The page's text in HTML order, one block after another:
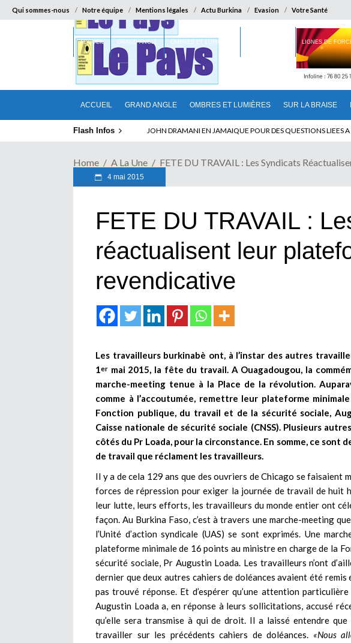
Qui sommes-nous Notre équipe Mentions légales Actu Burkina Evasion Votre Santé
ACCUEIL GRAND ANGLE OMBRES ET LUMIÈRES SUR LA BRAISE
ACCUEIL GRAND ANGLE OMBRES ET LUMIÈRES LIGNES DE
Flash Infos JOHN DRAMANI EN JAMAIQUE POUR DES QUESTIONS LIEES
Home A La Une FETE DU TRAVAIL : Les Syndicats
4 mai 2015
FETE DU TRAVAIL :
réactualisent leur
revendicative
Les travailleurs burkinabè ont, à l’instar des autres
1er mai 2015, la fête du travail. A Ouagadougou, la
marche-meeting tenue à la Place de la révolution.
comme à l’accoutumée, remettre leur plateforme
Fonction publique, du travail et de la sécurité sociale,
Caisse nationale de sécurité sociale (CNSS). Plusieurs
côtés du Pr Loada, pour la circonstance. En somme, ce sont
de travail que réclament les travailleurs.
Il y a de cela 129 ans que des ouvriers de Chicago se faisaient
forces de répression pour exiger la journée de travail de huit
leur lutte, leurs efforts, les travailleurs du monde entier ont
façon. Au Burkina Faso, c’est à travers une marche-meeting
l’Unité d’action syndicale (UAS) se sont exprimés. Une
plateforme minimale de 16 points au ministre en charge de la
sécurité sociale, Pr Augustin Loada. Les travailleurs n’ont
dernier que deux autres cahiers de doléances avaient été
pas trouvé réponse. Et d’espérer qu’une attention
Augustin Loada a, en réponse à leurs sollicitations, accusé
qu’elle sera transmise à qui de droit. Il a laissé entendre
travailler sur les précédents cahiers de doléances. «Nous